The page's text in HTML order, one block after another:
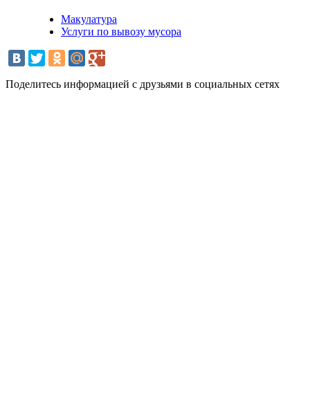
Макулатура
Услуги по вывозу мусора
Поделитесь информацией с друзьями в социальных сетях